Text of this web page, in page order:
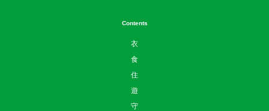
Contents
衣
食
住
遊
守